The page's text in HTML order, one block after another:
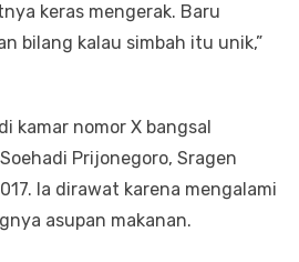
keras mengerak. Baru
bilang kalau simbah itu unik,”
kamar nomor X bangsal
Prijon‎egoro, Sragen
Ia dirawat karena mengalami
asupan makanan.